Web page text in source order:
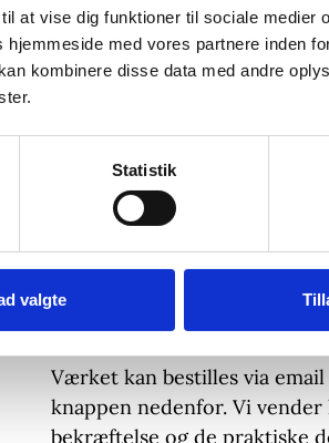
at vise dig funktioner til sociale medier
med vores partnere inden
kombinere disse data med andre
Statistik
valgte
smukke og lysende
– Materiale: Akrylmaling på
Forsendelse & Levering
Sendes forsvarligt pakket /
Pris
9.000 kr.
Værket kan bestilles via email
knappen nedenfor. Vi
bekræftelse og de praktiske